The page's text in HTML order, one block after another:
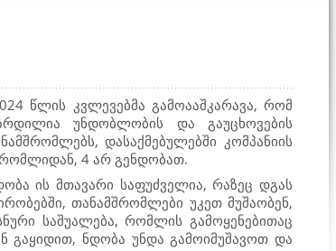
წლის კვლევებმა გამოააშკარავა, რომ
უნდობლობის და გაუცხოვების
დასაქმებულებში კომპანიის
4 არ გენდობათ.
ის მთავარი საფუძველია, რაზეც დგას
თანამშრომლები უკეთ მუშაობენ,
საშუალება, რომლის გამოყენებითაც
გაყიდით, ნდობა უნდა გამოიმუშავოთ და